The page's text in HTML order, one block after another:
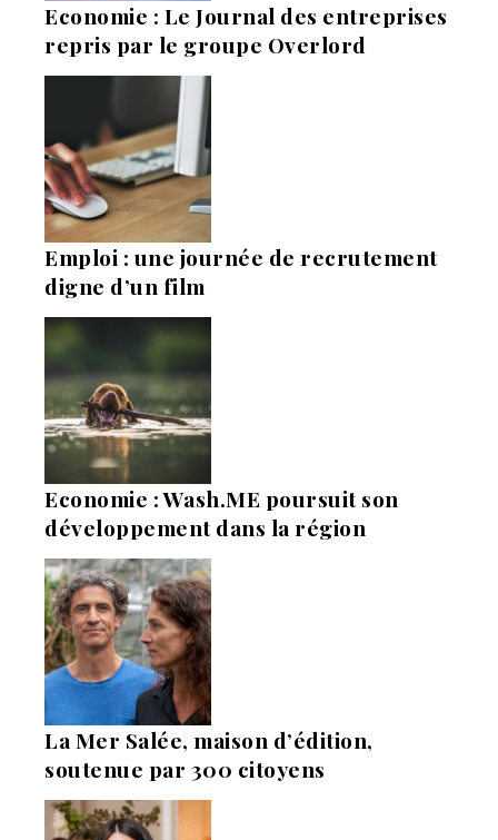
Economie : Le Journal des entreprises
repris par le groupe Overlord
Emploi : une journée de recrutement
digne d’un film
Economie : Wash.ME poursuit son
développement dans la région
La Mer Salée, maison d’édition,
soutenue par 300 citoyens